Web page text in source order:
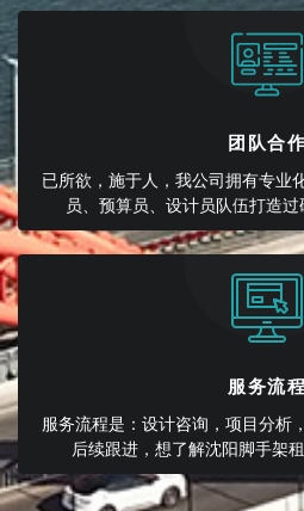
团队合作
已所欲，施于人，我公司拥有专业
员、预算员、设计员队伍打造过
服务流程
服务流程是：设计咨询，项目分析
后续跟进，想了解沈阳脚手架